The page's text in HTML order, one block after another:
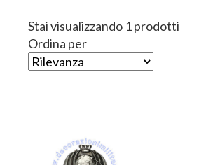
Stai visualizzando 1 prodotti
Ordina per